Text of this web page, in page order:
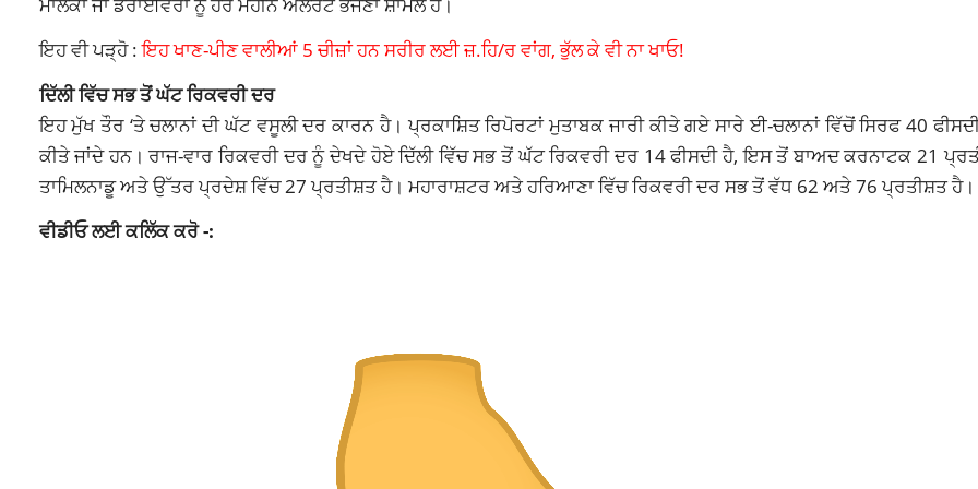
ਇਹ ਵੀ ਪੜ੍ਹੋ :ਇਹ ਖਾਣ-ਪੀਣ ਵਾਲੀਆਂ 5 ਚੀਜ਼ਾਂ ਹਨ ਸਰੀਰ ਲਈ ਜ਼.ਹਿ/ਰ ਵਾਂਗ, ਭੁੱਲ ਕੇ ਵੀ ਨਾ ਖਾਓ!
ਦਿੱਲੀ ਵਿੱਚ ਸਭ ਤੋਂ ਘੱਟ ਰਿਕਵਰੀ ਦਰ
ਇਹ ਮੁੱਖ ਤੌਰ ‘ਤੇ ਚਲਾਨਾਂ ਦੀ ਘੱਟ ਵਸੂਲੀ ਦਰ ਕਾਰਨ ਹੈ। ਪ੍ਰਕਾਸ਼ਿਤ ਰਿਪੋਰਟਾਂ ਮੁਤਾਬਕ ਜਾਰੀ ਕੀਤੇ ਗਏ ਸਾਰੇ ਈ-ਚਲਾਨਾਂ ਵਿੱਚੋਂ ਸਿਰਫ 40
ਕੀਤੇ ਜਾਂਦੇ ਹਨ। ਰਾਜ-ਵਾਰ ਰਿਕਵਰੀ ਦਰ ਨੂੰ ਦੇਖਦੇ ਹੋਏ ਦਿੱਲੀ ਵਿੱਚ ਸਭ ਤੋਂ ਘੱਟ ਰਿਕਵਰੀ ਦਰ 14 ਫੀਸਦੀ ਹੈ, ਇਸ ਤੋਂ ਬਾਅਦ ਕਰਨਾਟਕ 21
ਤਾਮਿਲਨਾਡੂ ਅਤੇ ਉੱਤਰ ਪ੍ਰਦੇਸ਼ ਵਿੱਚ 27 ਪ੍ਰਤੀਸ਼ਤ ਹੈ। ਮਹਾਰਾਸ਼ਟਰ ਅਤੇ ਹਰਿਆਣਾ ਵਿੱਚ ਰਿਕਵਰੀ ਦਰ ਸਭ ਤੋਂ ਵੱਧ 62 ਅਤੇ 76 ਪ੍ਰਤੀਸ਼ਤ ਹੈ।
ਵੀਡੀਓ ਲਈ ਕਲਿੱਕ ਕਰੋ -: